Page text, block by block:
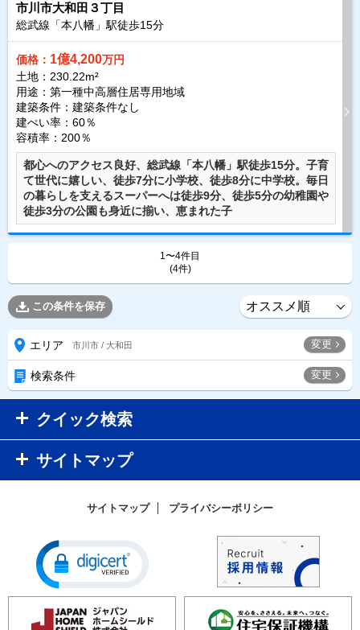
市川市大和田３丁目
総武線「本八幡」駅徒歩15分
価格： 1億4,200万円
土地：230.22m²
用途：第一種中高層住居専用地域
建築条件： 建築条件なし
建ぺい率：60％
容積率：200％
都心へのアクセス良好、総武線「本八幡」駅徒歩15分。子育
て世代に嬉しい、徒歩7分に小学校、徒歩8分に中学校。毎日
の暮らしを支えるスーパーへは徒歩9分、徒歩5分の幼稚園や
徒歩3分の公園も身近に揃い、恵まれた子
1〜4件目
(4件)
この条件を保存
エリア 市川市 / 大和田 変更
検索条件 変更
クイック検索
サイトマップ
サイトマップ プライバシーポリシー